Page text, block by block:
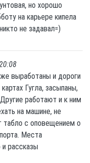
но хорошо
на карьере кипела
не задавал=)
выработаны и дороги
Гугла, засыпаны,
работают и к ним
на машине, не
табло с оповещением о
Места
рассказы